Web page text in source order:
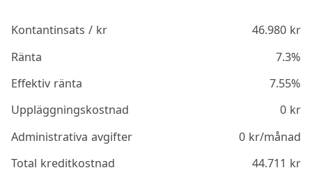
Kontantinsats / kr 46.980kr
Ränta
7.3%
Effektiv ränta
7.55%
Uppläggningskostnad
0kr
Administrativa avgifter
0kr/månad
Total kreditkostnad
44.711 kr